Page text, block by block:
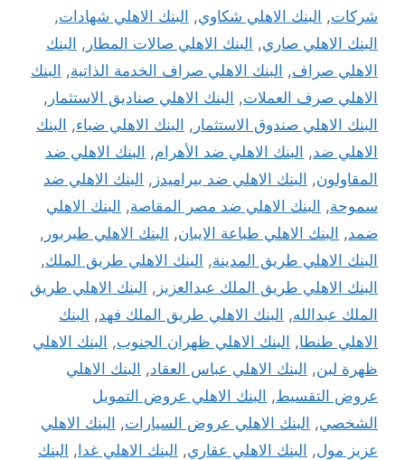
شركات, البنك الاهلي شكاوي, البنك الاهلي شهادات,
البنك الاهلي صاري, البنك الاهلي صالات المطار , البنك
الاهلي صراف, البنك الاهلي صراف الخدمة الذاتية, البنك
الاهلي صرف العملات, البنك الاهلي صناديق الاستثمار ,
البنك الاهلي صندوق الاستثمار , البنك الاهلي ضباء, البنك
الاهلي ضد, البنك الاهلي ضد الأهرام, البنك الاهلي ضد
المقاولون, البنك الاهلي ضد بيراميدز , البنك الاهلي ضد
سموحة, البنك الاهلي ضد مصر المقاصة, البنك الاهلي
ضمد, البنك الاهلي طباعة الايبان, البنك الاهلي طبربور ,
البنك الاهلي طريق المدينة, البنك الاهلي طريق الملك,
البنك الاهلي طريق الملك عبدالعزيز , البنك الاهلي طريق
الملك عبدالله, البنك الاهلي طريق الملك فهد, البنك
الاهلي طنطا, البنك الاهلي ظهران الجنوب, البنك الاهلي
ظهرة لبن, البنك الاهلي عباس العقاد, البنك الاهلي
عروض التقسيط, البنك الاهلي عروض التمويل
الشخصي, البنك الاهلي عروض السيارات, البنك الاهلي
عزيز مول, البنك الاهلي عقاري, البنك الاهلي غدا , البنك